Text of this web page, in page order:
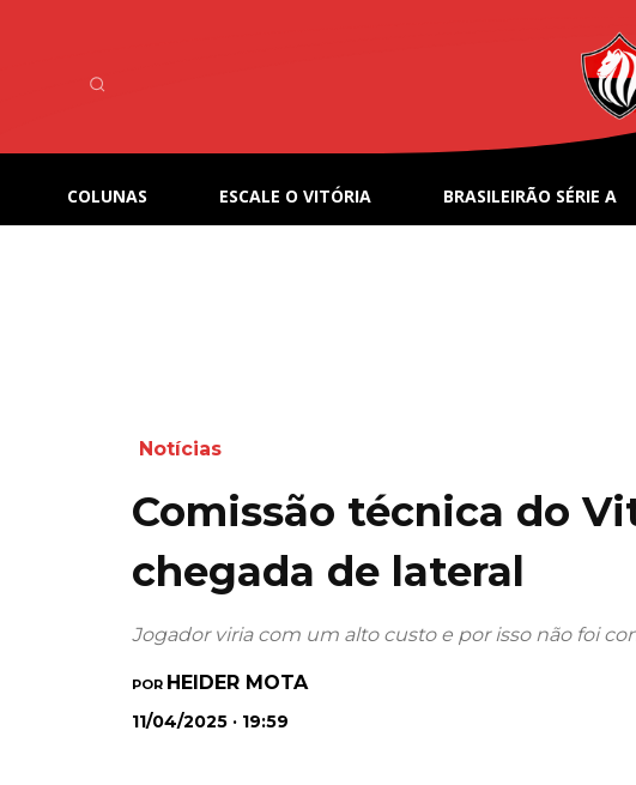
COLUNAS ESCALE O VITÓRIA BRASILEIRÃO SÉRIE A
Notícias
Comissão técnica do
chegada de lateral
Jogador viria com um alto custo e por isso não foi
POR HEIDER MOTA
11/04/2025 · 19:59